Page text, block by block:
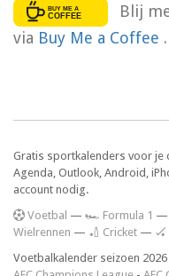
Blij
via Buy Me a Coffee .
Gratis sportkalenders voor je
Agenda, Outlook, Android,
account nodig.
Voetbal — 🏎️ Formula 1 —
Wielrennen — 🏏 Cricket — 🏑
Voetbalkalender seizoen 2026